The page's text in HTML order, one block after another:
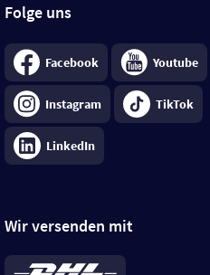
Folge uns
Facebook Youtube
Instagram TikTok
LinkedIn
Wir versenden mit